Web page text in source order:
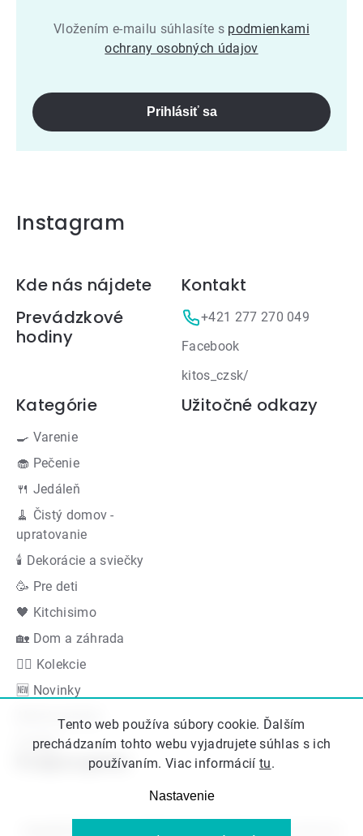
Tento web používa súbory cookie. Ďalším
prechádzaním tohto webu vyjadrujete súhlas s ich
používaním. Viac informácií tu.
Nastavenie
Vložením e-mailu súhlasíte s podmienkami
ochrany osobných údajov
Prihlásiť sa
Instagram
Zápätie
Kde nás nájdete
Prevádzkové
hodiny
Kontakt
+421 277 270 049
Facebook
kitos_czsk/
Kategórie
🍳 Varenie
🧁 Pečenie
🍴 Jedáleň
🧹 Čistý domov -
upratovanie
🕯 Dekorácie a sviečky
🥳 Pre deti
🖤 Kitchisimo
🏡 Dom a záhrada
👍🏻 Kolekcie
🆕 Novinky
Akčná ponuka
Značky
Užitočné odkazy
Podporujeme